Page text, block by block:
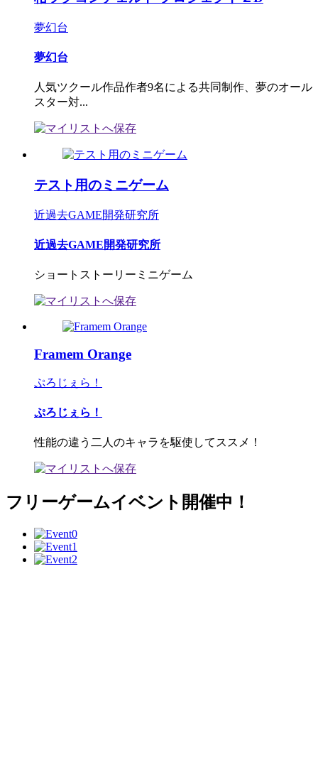
夢幻台
夢幻台
人気ツクール作品作者9名による共同制作、夢のオール
スター対...
テスト用のミニゲーム
近過去GAME開発研究所
近過去GAME開発研究所
ショートストーリーミニゲーム
Framem Orange
ぷろじぇら！
ぷろじぇら！
性能の違う二人のキャラを駆使してススメ！
フリーゲームイベント開催中！